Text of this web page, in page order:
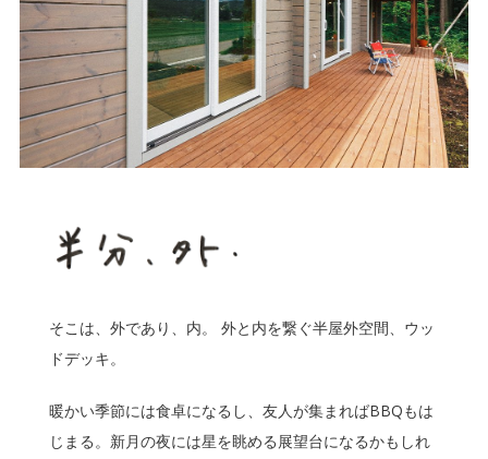
そこは、外であり、内。 外と内を繋ぐ半屋外空間、ウッ
ドデッキ。
暖かい季節には食卓になるし、友人が集まればBBQもは
じまる。新月の夜には星を眺める展望台になるかもしれ